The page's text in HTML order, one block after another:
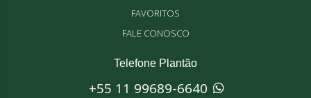
FAVORITOS
FALE CONOSCO
Telefone Plantão
+55 11 99689-6640